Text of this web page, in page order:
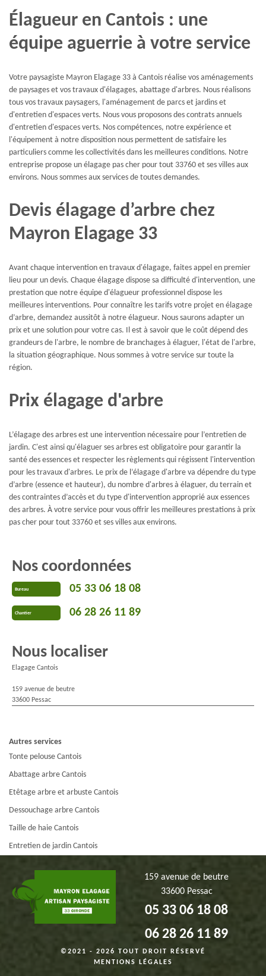
Élagueur en Cantois : une
équipe aguerrie à votre service
Votre paysagiste Mayron Elagage 33 à Cantois réalise vos aménagements
de paysages et vos travaux d'élagages, abattage d'arbres. Nous réalisons
tous vos travaux paysagers, l'aménagement de parcs et jardins et
d'entretien d'espaces verts. Nous vous proposons des contrats annuels
d'entretien d'espaces verts. Nos compétences, notre expérience et
l'équipement à notre disposition nous permettent de satisfaire les
particuliers comme les collectivités dans les meilleures conditions. Notre
entreprise propose un élagage pas cher pour tout 33760 et ses villes aux
environs. Nous sommes aux services de toutes demandes.
Devis élagage d’arbre chez
Mayron Elagage 33
Avant chaque intervention en travaux d'élagage, faites appel en premier
lieu pour un devis. Chaque élagage dispose sa difficulté d'intervention, une
prestation que notre équipe d'élagueur professionnel dispose les
meilleures interventions. Pour connaître les tarifs votre projet en élagage
d’arbre, demandez aussitôt à notre élagueur. Nous saurons adapter un
prix et une solution pour votre cas. Il est à savoir que le coût dépend des
grandeurs de l'arbre, le nombre de branchages à élaguer, l'état de l'arbre,
la situation géographique. Nous sommes à votre service sur toute la
région.
Prix élagage d'arbre
L’élagage des arbres est une intervention nécessaire pour l’entretien de
jardin. C'est ainsi qu'élaguer ses arbres est obligatoire pour garantir la
santé des essences et respecter les règlements qui régissent l'intervention
pour les travaux d'arbres. Le prix de l’élagage d'arbre va dépendre du type
d’arbre (essence et hauteur), du nombre d'arbres à élaguer, du terrain et
des contraintes d’accès et du type d'intervention approprié aux essences
des arbres. À votre service pour vous offrir les meilleures prestations à prix
pas cher pour tout 33760 et ses villes aux environs.
Nos coordonnées
Bureau 05 33 06 18 08
Chantier 06 28 26 11 89
Nous localiser
Elagage Cantois
159 avenue de beutre
33600 Pessac
Autres services
Tonte pelouse Cantois
Abattage arbre Cantois
Etêtage arbre et arbuste Cantois
Dessouchage arbre Cantois
Taille de haie Cantois
Entretien de jardin Cantois
159 avenue de beutre
33600 Pessac
05 33 06 18 08
06 28 26 11 89
©2021 - 2026 TOUT DROIT RÉSERVÉ
MENTIONS LÉGALES